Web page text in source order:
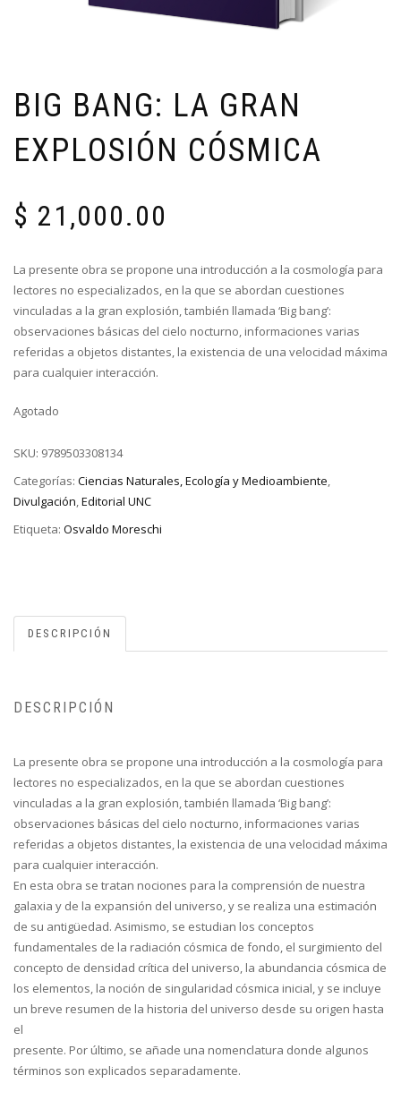
BIG BANG: LA GRAN
EXPLOSIÓN CÓSMICA
$ 21,000.00
La presente obra se propone una introducción a la cosmología para
lectores no especializados, en la que se abordan cuestiones
vinculadas a la gran explosión, también llamada ‘Big bang’:
observaciones básicas del cielo nocturno, informaciones varias
referidas a objetos distantes, la existencia de una velocidad máxima
para cualquier interacción.
Agotado
SKU: 9789503308134
Categorías: Ciencias Naturales, Ecología y Medioambiente,
Divulgación,Editorial UNC
Etiqueta: Osvaldo Moreschi
DESCRIPCIÓN
DESCRIPCIÓN
La presente obra se propone una introducción a la cosmología para
lectores no especializados, en la que se abordan cuestiones
vinculadas a la gran explosión, también llamada ‘Big bang’:
observaciones básicas del cielo nocturno, informaciones varias
referidas a objetos distantes, la existencia de una velocidad máxima
para cualquier interacción.
En esta obra se tratan nociones para la comprensión de nuestra
galaxia y de la expansión del universo, y se realiza una estimación
de su antigüedad. Asimismo, se estudian los conceptos
fundamentales de la radiación cósmica de fondo, el surgimiento del
concepto de densidad crítica del universo, la abundancia cósmica de
los elementos, la noción de singularidad cósmica inicial, y se incluye
un breve resumen de la historia del universo desde su origen hasta
el
presente. Por último, se añade una nomenclatura donde algunos
términos son explicados separadamente.